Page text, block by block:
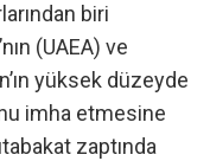
biri
(UAEA) ve
yüksek düzeyde
imha etmesine
zaptında